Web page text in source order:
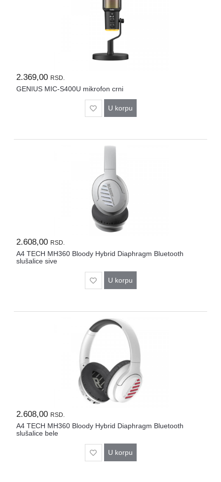
2.369,00 RSD.
GENIUS MIC-S400U mikrofon crni
U korpu
2.608,00 RSD.
A4 TECH MH360 Bloody Hybrid Diaphragm Bluetooth
slušalice sive
U korpu
2.608,00 RSD.
A4 TECH MH360 Bloody Hybrid Diaphragm Bluetooth
slušalice bele
U korpu